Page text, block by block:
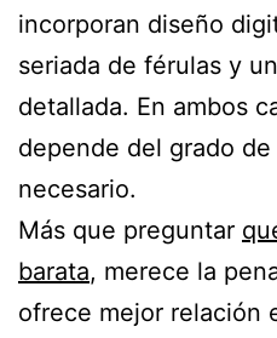
incorporan diseño
seriada de férulas y
detallada. En ambos
depende del grado
necesario.
Más que preguntar
barata, merece la
ofrece mejor relación